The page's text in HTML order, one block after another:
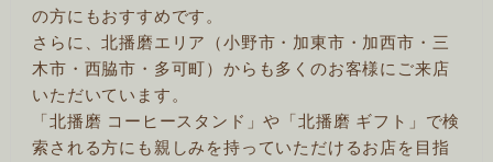
の方にもおすすめです。
さらに、北播磨エリア（小野市・加東市・加西市・三
木市・西脇市・多可町）からも多くのお客様にご来店
いただいています。
「北播磨 コーヒースタンド」や「北播磨 ギフト」で検
索される方にも親しみを持っていただけるお店を目指